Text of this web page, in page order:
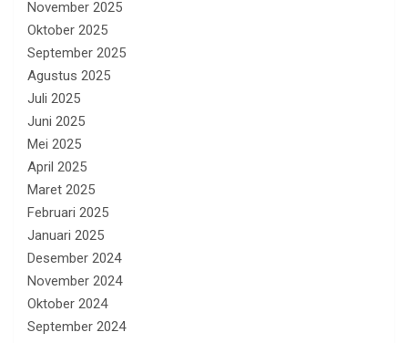
November 2025
Oktober 2025
September 2025
Agustus 2025
Juli 2025
Juni 2025
Mei 2025
April 2025
Maret 2025
Februari 2025
Januari 2025
Desember 2024
November 2024
Oktober 2024
September 2024